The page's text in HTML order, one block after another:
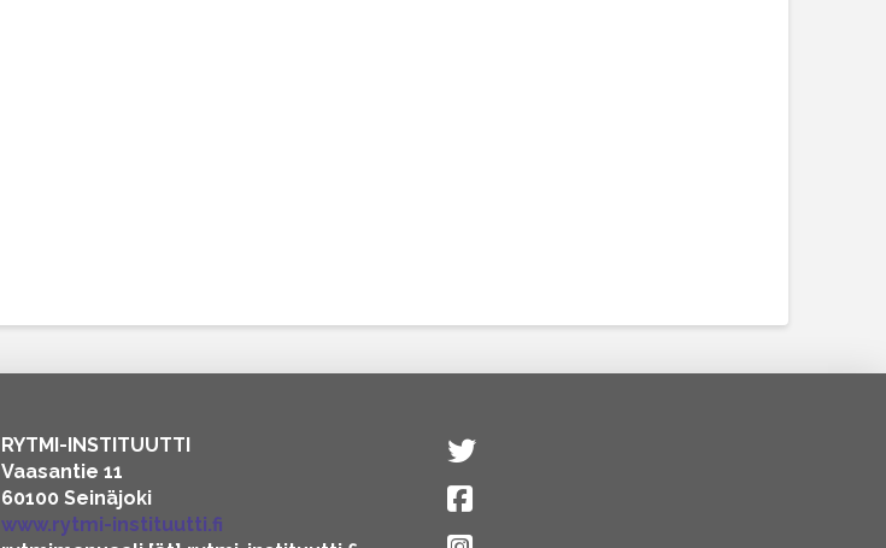
RYTMI-INSTITUUTTI
Vaasantie 11
60100 Seinäjoki
www.rytmi-instituutti.fi